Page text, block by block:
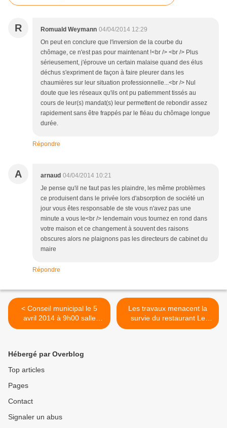
R Romuald Weymann 04/04/2014 12:29
On peut en conclure que l'inversion de la courbe du
chômage, ce n'est pas pour maintenant !<br /> <br /> Plus
sérieusement, j'éprouve un certain malaise quand des élus
déchus s'expriment de façon à faire pleurer dans les
chaumières sur leur situation professionnelle...<br /> Nul
doute que les réseaux qu'ils ont pu patiemment tissés au
cours de leur(s) mandat(s) leur permettent de rebondir assez
rapidement sans être frappés par le fléau du chômage longue
durée.
Répondre
A arnaud 04/04/2014 10:21
Je pense qu'il ne faut pas les plaindre, les même problèmes
ce produisent dans le privée lors d'absorption de société un
jour vous êtes responsable de ste vous n'avez pas une
minute a vous le<br /> lendemain vous tournez en rond dans
votre maison et ce changement à souvent des raisons
obscures alors ne plaignons pas les directeurs de cabinet du
maire
Répondre
< Conseil municipal le 5
avril 2014 à 9h00 salle
Pierre Scohy pour l’élection
Les travaux menacent la
survie du restaurant Le
Chantilly à Aulnay-sous-
Hébergé par Overblog
Top articles
Pages
Contact
Signaler un abus